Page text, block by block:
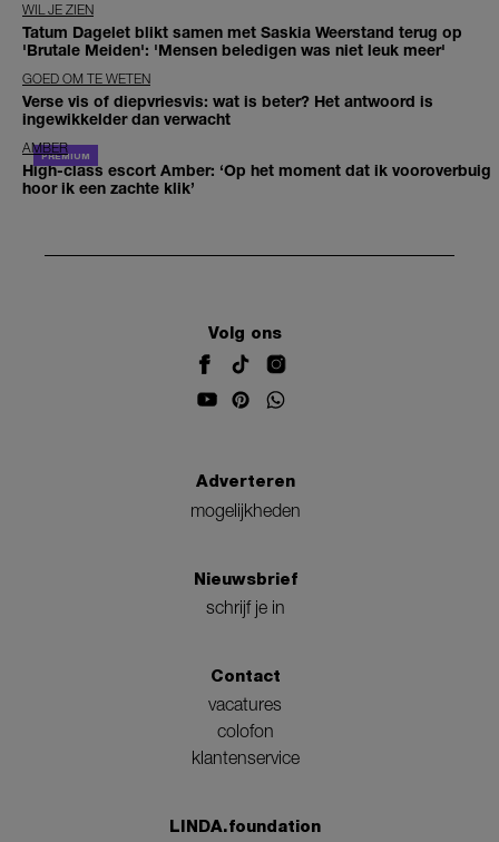
WIL JE ZIEN
Tatum Dagelet blikt samen met Saskia Weerstand terug op
'Brutale Meiden': 'Mensen beledigen was niet leuk meer'
GOED OM TE WETEN
Verse vis of diepvriesvis: wat is beter? Het antwoord is
ingewikkelder dan verwacht
AMBER
High-class escort Amber: ‘Op het moment dat ik vooroverbuig
hoor ik een zachte klik’
Volg ons
Adverteren
mogelijkheden
Nieuwsbrief
schrijf je in
Contact
vacatures
colofon
klantenservice
LINDA.foundation